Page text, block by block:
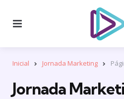
Inicial Jornada Marketing
Jornada